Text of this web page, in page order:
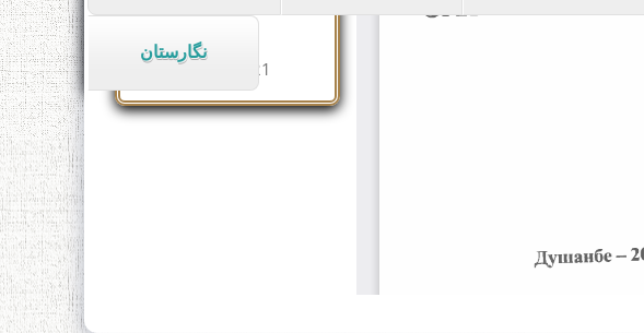
نگارستان
Соли нашр: 2021